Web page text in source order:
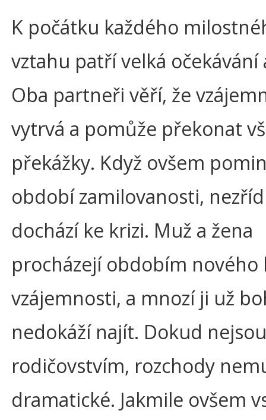
K počátku každého
vztahu patří velká očekávání
Oba partneři věří, že
vytrvá a pomůže překonat
překážky. Když ovšem
období zamilovanosti,
dochází ke krizi. Muž a žena
procházejí obdobím nového
vzájemnosti, a mnozí ji už
nedokáží najít. Dokud
rodičovstvím, rozchody
dramatické. Jakmile ovšem